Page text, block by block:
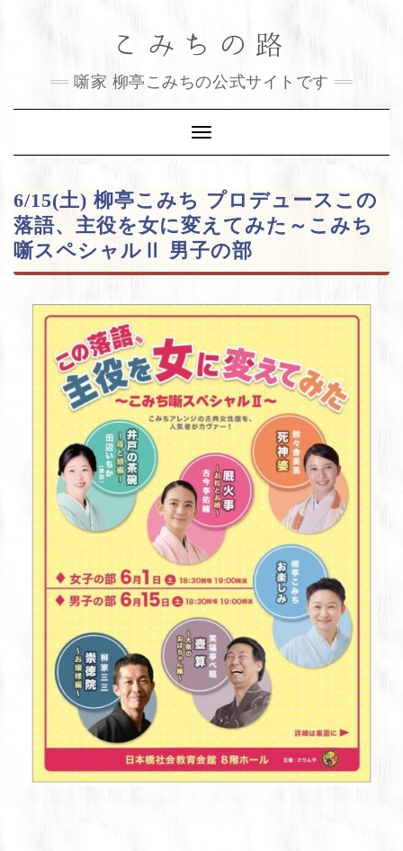
こみちの路
噺家 柳亭こみちの公式サイトです
Toggle
Navigation
6/15(土) 柳亭こみち プロデュースこの
落語、主役を女に変えてみた～こみち
噺スペシャルⅡ 男子の部